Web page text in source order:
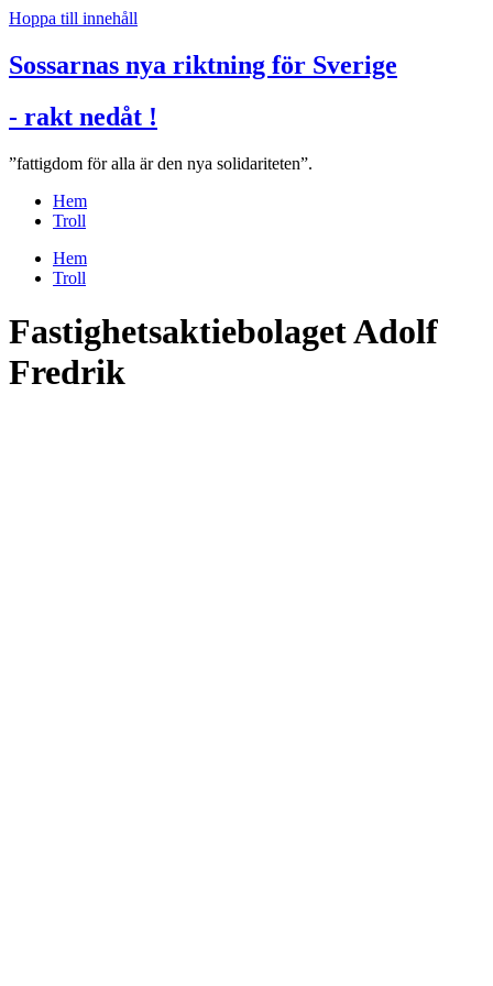
Hoppa till innehåll
Sossarnas nya riktning för Sverige
- rakt nedåt !
”fattigdom för alla är den nya solidariteten”.
Hem
Troll
Hem
Troll
Fastighetsaktiebolaget Adolf
Fredrik